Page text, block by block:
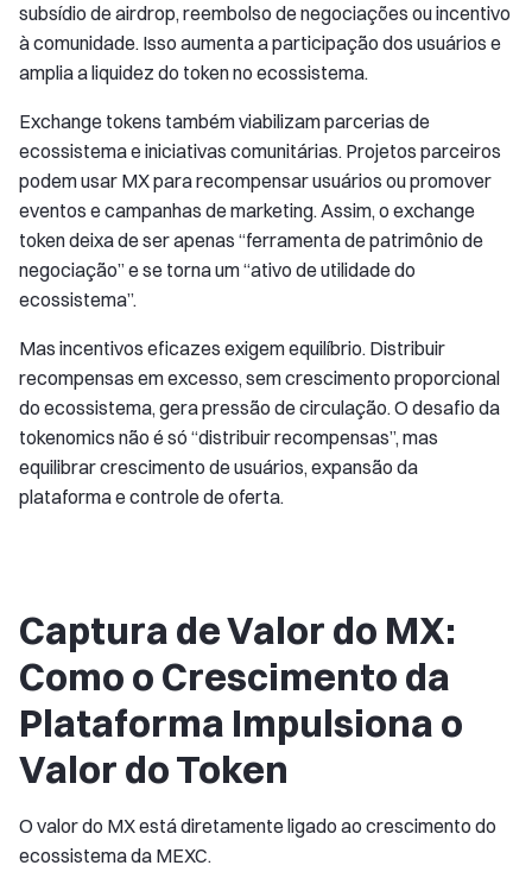
subsídio de airdrop, reembolso de negociações ou incentivo
à comunidade. Isso aumenta a participação dos usuários e
amplia a liquidez do token no ecossistema.
Exchange tokens também viabilizam parcerias de
ecossistema e iniciativas comunitárias. Projetos parceiros
podem usar MX para recompensar usuários ou promover
eventos e campanhas de marketing. Assim, o exchange
token deixa de ser apenas “ferramenta de patrimônio de
negociação” e se torna um “ativo de utilidade do
ecossistema”.
Mas incentivos eficazes exigem equilíbrio. Distribuir
recompensas em excesso, sem crescimento proporcional
do ecossistema, gera pressão de circulação. O desafio da
tokenomics não é só “distribuir recompensas”, mas
equilibrar crescimento de usuários, expansão da
plataforma e controle de oferta.
Captura de Valor do MX:
Como o Crescimento da
Plataforma Impulsiona o
Valor do Token
O valor do MX está diretamente ligado ao crescimento do
ecossistema da MEXC.